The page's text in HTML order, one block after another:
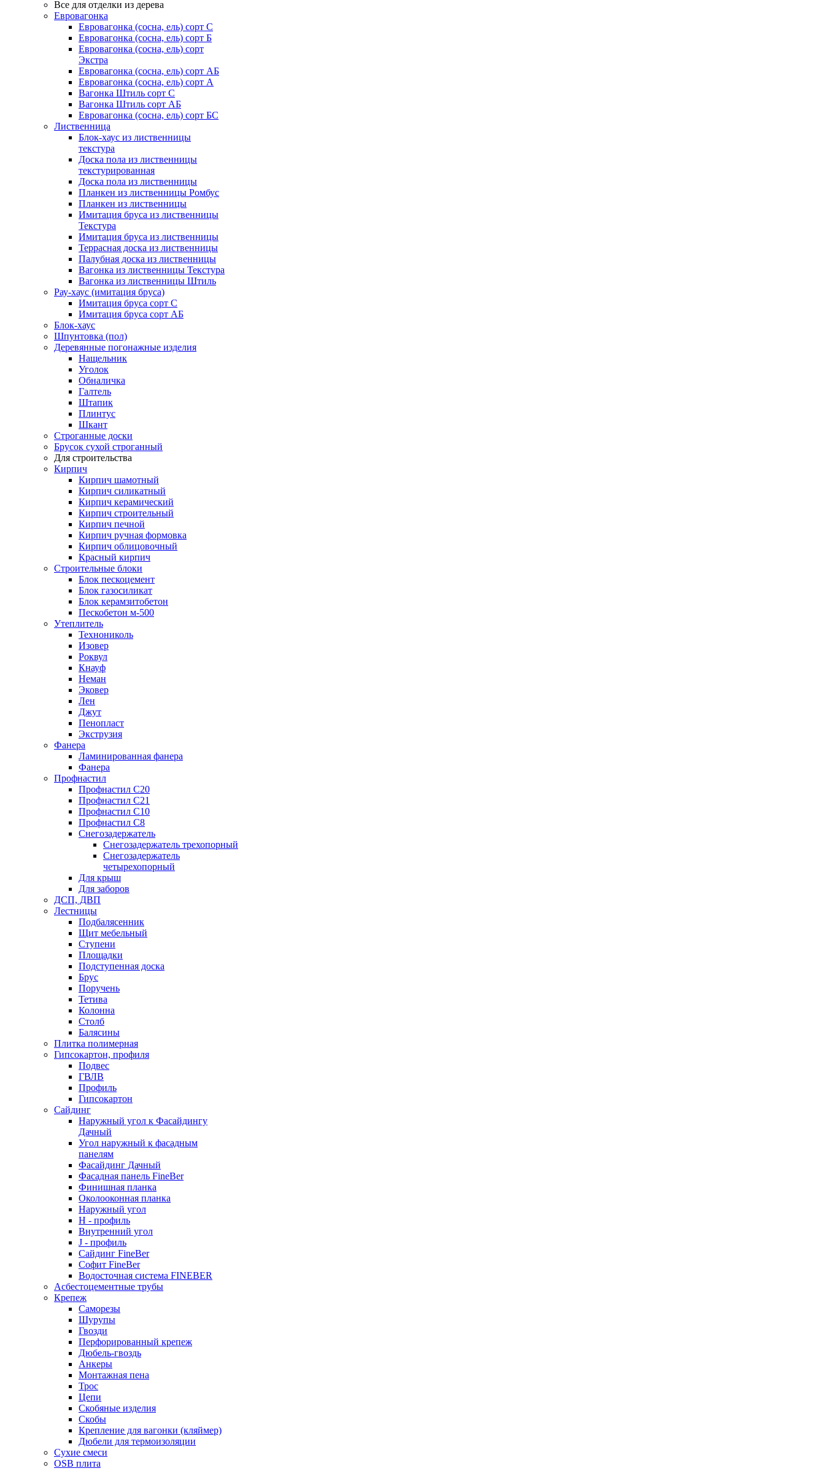
Все для отделки из дерева
Евровагонка
Евровагонка (сосна, ель) сорт С
Евровагонка (сосна, ель) сорт Б
Евровагонка (сосна, ель) сорт
Экстра
Евровагонка (сосна, ель) сорт АБ
Евровагонка (сосна, ель) сорт А
Вагонка Штиль сорт С
Вагонка Штиль сорт АБ
Евровагонка (сосна, ель) сорт БС
Лиственница
Блок-хаус из лиственницы
текстура
Доска пола из лиственницы
текстурированная
Доска пола из лиственницы
Планкен из лиственницы Ромбус
Планкен из лиственницы
Имитация бруса из лиственницы
Текстура
Имитация бруса из лиственницы
Террасная доска из лиственницы
Палубная доска из лиственницы
Вагонка из лиственницы Текстура
Вагонка из лиственницы Штиль
Рау-хаус (имитация бруса)
Имитация бруса сорт С
Имитация бруса сорт АБ
Блок-хаус
Шпунтовка (пол)
Деревянные погонажные изделия
Нащельник
Уголок
Обналичка
Галтель
Штапик
Плинтус
Шкант
Строганные доски
Брусок сухой строганный
Для строительства
Кирпич
Кирпич шамотный
Кирпич силикатный
Кирпич керамический
Кирпич строительный
Кирпич печной
Кирпич ручная формовка
Кирпич облицовочный
Красный кирпич
Строительные блоки
Блок пескоцемент
Блок газосиликат
Блок керамзитобетон
Пескобетон м-500
Утеплитель
Технониколь
Изовер
Роквул
Кнауф
Неман
Эковер
Лен
Джут
Пенопласт
Экструзия
Фанера
Ламинированная фанера
Фанера
Профнастил
Профнастил С20
Профнастил С21
Профнастил С10
Профнастил С8
Снегозадержатель
Снегозадержатель трехопорный
Снегозадержатель
четырехопорный
Для крыш
Для заборов
ДСП, ДВП
Лестницы
Подбалясенник
Щит мебельный
Ступени
Площадки
Подступенная доска
Брус
Поручень
Тетива
Колонна
Столб
Балясины
Плитка полимерная
Гипсокартон, профиля
Подвес
ГВЛВ
Профиль
Гипсокартон
Сайдинг
Наружный угол к Фасайдингу
Дачный
Угол наружный к фасадным
панелям
Фасайдинг Дачный
Фасадная панель FineBer
Финишная планка
Околооконная планка
Наружный угол
H - профиль
Внутренний угол
J - профиль
Сайдинг FineBer
Софит FineBer
Водосточная система FINEBER
Асбестоцементные трубы
Крепеж
Саморезы
Шурупы
Гвозди
Перфорированный крепеж
Дюбель-гвоздь
Анкеры
Монтажная пена
Трос
Цепи
Скобяные изделия
Скобы
Крепление для вагонки (кляймер)
Дюбели для термоизоляции
Сухие смеси
OSB плита